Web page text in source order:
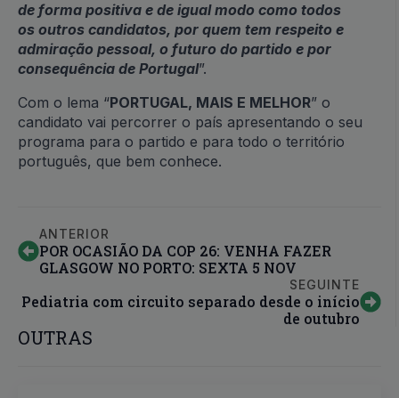
de forma positiva e de igual modo como todos
os outros candidatos, por quem tem respeito e
admiração pessoal, o futuro do partido e por
consequência de Portugal”.
Com o lema “PORTUGAL, MAIS E MELHOR” o
candidato vai percorrer o país apresentando o seu
programa para o partido e para todo o território
português, que bem conhece.
ANTERIOR
POR OCASIÃO DA COP 26: VENHA FAZER
GLASGOW NO PORTO: SEXTA 5 NOV
SEGUINTE
Pediatria com circuito separado desde o início
de outubro
OUTRAS